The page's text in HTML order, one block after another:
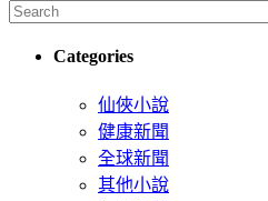
Categories
仙俠小說
健康新聞
全球新聞
其他小說